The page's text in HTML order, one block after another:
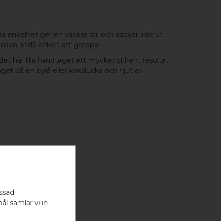
enkelhet ger en vacker stil och sticker inte ut
ändå enkelt att greppa.
här lilla handtaget ett mycket stilrent resultat
på en byrå eller kökslucka och njut av
2 ST
samlar vi in